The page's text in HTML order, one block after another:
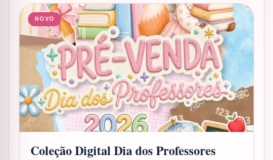
NOVO
Coleção Digital Dia dos Professores